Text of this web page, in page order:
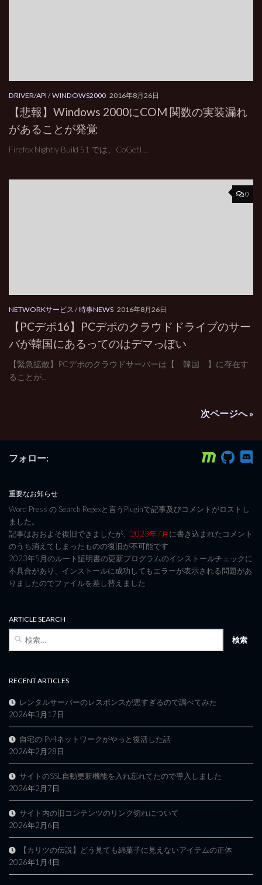
DRIVER/API /WINDOWS2000 2016年8月26日
【悲報】Windows 2000にCOM 関数の実装漏れ
があることが発覚
Firefox Nightly Build 51 では、CoGetI...
0
NETWORKサービス /時事NEWS 2016年8月26日
【PCデポ16】PCデポのクラウドドライブのサー
バが韓国にあるってのはデマっぽい
【緊急拡散】PCデポのクラウドサーバーは【 韓国 】に存在す
ることが...
次ページへ »
フォロー:
重要なお知らせ
Word Press の Search Regexと言うPluginで記事及びコメントがロストし
ました。
記事はおおよそ復旧できましたが、 2023年7月に書き込まれたコメント
のうち消えてしまったものの復旧が不可能です
2023年5月のルート証明書の更新プログラムのインストールチェックに
不具合があり、インストールに成功してもエラーが表示される問題があ
りましたのでファイルを差し替えました
ARTICLE SEARCH
RECENT ARTICLES
レンタルサーバーのレスポンスが悪すぎるので調べてみた
2026年3月17日
自宅のIPv4ネットワークがやっと復活した話
2026年2月28日
サイトのSSL自動更新機能を入れ忘れてたので導入しました
2026年2月7日
サイト内の旧コンテンツのリンク切れについて
2026年2月6日
【カリツの伝説】どう見ても綿菓子に見えないアイテムの正体
2026年1月4日